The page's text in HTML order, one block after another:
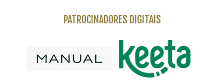
PATROCINADORES DIGITAIS